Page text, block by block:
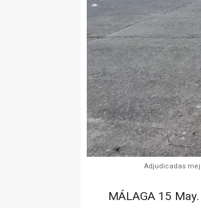
Adjudicadas
MÁLAGA 15 May.